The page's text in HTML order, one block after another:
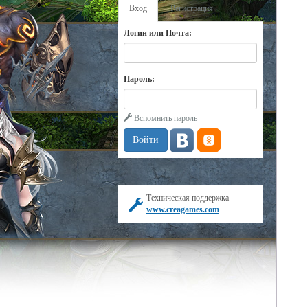
Вход Регистрация
Логин или Почта:
Пароль:
Вспомнить пароль
Техническая поддержка
www.creagames.com